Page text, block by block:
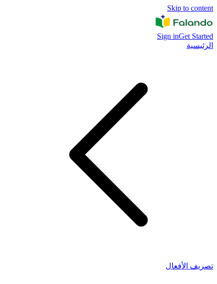
Skip to content
Sign inGet Started
الرئيسية
تصريف الأفعال